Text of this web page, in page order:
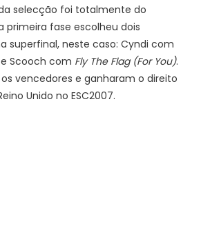
selecção foi totalmente do
primeira fase escolheu dois
superfinal, neste caso: Cyndi com
Scooch com Fly The Flag (For You).
vencedores e ganharam o direito
Unido no ESC2007.